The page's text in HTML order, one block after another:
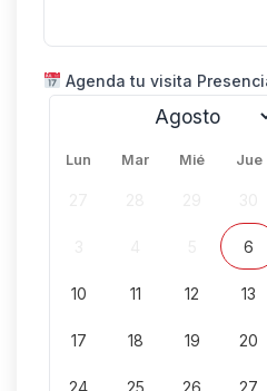
Agenda tu visita
Lun Mar Mié Jue
6
10 11 12 13
17 18 19 20
24 25 26 27